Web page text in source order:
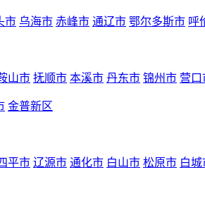
市 乌海市 赤峰市 通辽市 鄂尔多斯市 呼
山市 抚顺市 本溪市 丹东市 锦州市 营口
金普新区
平市 辽源市 通化市 白山市 松原市 白城